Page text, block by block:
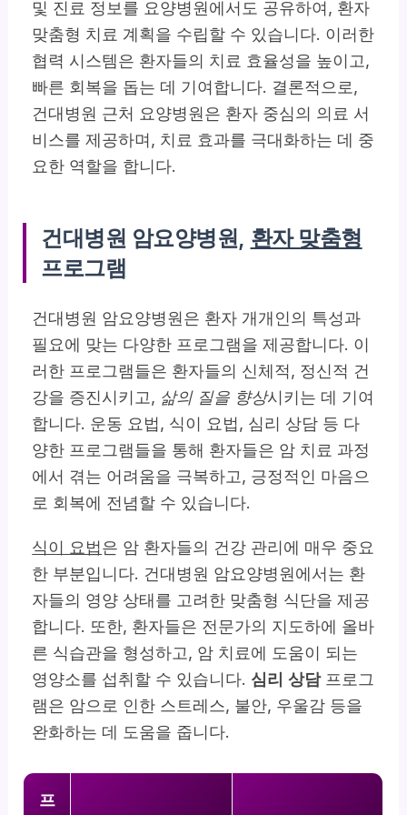
및 진료 정보를 요양병원에서도 공유하여, 환자
맞춤형 치료 계획을 수립할 수 있습니다. 이러한
협력 시스템은 환자들의 치료 효율성을 높이고,
빠른 회복을 돕는 데 기여합니다. 결론적으로,
건대병원 근처 요양병원은 환자 중심의 의료 서
비스를 제공하며, 치료 효과를 극대화하는 데 중
요한 역할을 합니다.
건대병원 암요양병원, 환자 맞춤형
프로그램
건대병원 암요양병원은 환자 개개인의 특성과
필요에 맞는 다양한 프로그램을 제공합니다. 이
러한 프로그램들은 환자들의 신체적, 정신적 건
강을 증진시키고, 삶의 질을 향상시키는 데 기여
합니다. 운동 요법, 식이 요법, 심리 상담 등 다
양한 프로그램들을 통해 환자들은 암 치료 과정
에서 겪는 어려움을 극복하고, 긍정적인 마음으
로 회복에 전념할 수 있습니다.
식이 요법은 암 환자들의 건강 관리에 매우 중요
한 부분입니다. 건대병원 암요양병원에서는 환
자들의 영양 상태를 고려한 맞춤형 식단을 제공
합니다. 또한, 환자들은 전문가의 지도하에 올바
른 식습관을 형성하고, 암 치료에 도움이 되는
영양소를 섭취할 수 있습니다. 심리 상담프로그
램은 암으로 인한 스트레스, 불안, 우울감 등을
완화하는 데 도움을 줍니다.
프